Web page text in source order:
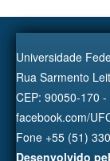
Universidade
Rua Sarmento
CEP: 90050-170
facebook.com/
Fone +55 (51)
Desenvolvido